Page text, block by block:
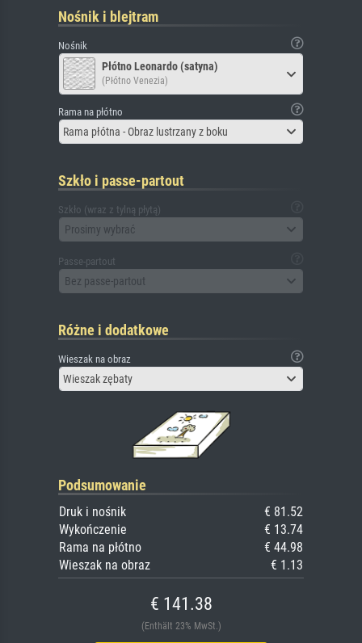
Nośnik i blejtram
Nośnik
Płótno Leonardo (satyna)
(Płótno Venezia)
Rama na płótno
Rama płótna - Obraz lustrzany z boku
Szkło i passe-partout
Szkło (wraz z tylną płytą)
Prosimy wybrać
Passe-partout
Bez passe-partout
Różne i dodatkowe
Wieszak na obraz
Wieszak zębaty
Podsumowanie
Druk i nośnik
€ 81.52
Wykończenie
€ 13.74
Rama na płótno
€ 44.98
Wieszak na obraz
€ 1.13
€ 141.38
(Enthält 23% MwSt.)